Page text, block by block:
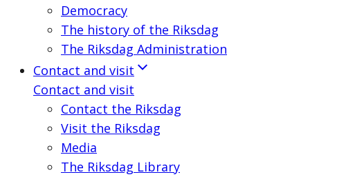
Democracy
The history of the Riksdag
The Riksdag Administration
Contact and visit
Contact and visit
Contact the Riksdag
Visit the Riksdag
Media
The Riksdag Library